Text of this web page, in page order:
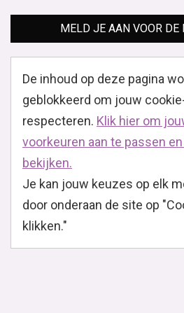
MELD JE AAN VOOR DE
De inhoud op deze pagina
geblokkeerd om jouw
respecteren. Klik hier om
voorkeuren aan te passen
bekijken.
Je kan jouw keuzes op elk
door onderaan de site op
klikken."